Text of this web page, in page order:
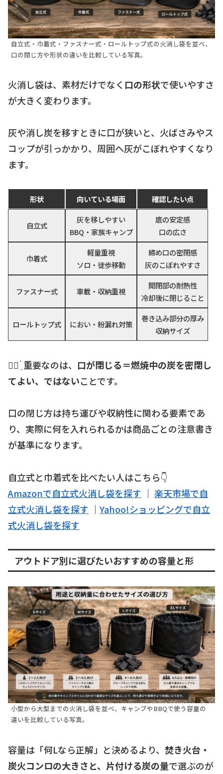
自立式・巾着式・ファスナー式・ロールトップ式の火消し袋を並べ、
口の閉じ方や形状の違いを比較している写真。
火消し袋は、素材だけでなく 口の形状で使いやすさ
が大きく変わります。
灰や消し炭を移すときに口が狭いと、火ばさみやス
コップが引っかかり、周囲へ灰がこぼれやすくなり
ます。
形状 向いている場面 確認したい点
自立式
灰を移しやすい
BBQ・家族キャンプ
底の安定感
口の広さ
巾着式
軽量重視
ソロ・徒歩移動
締め口の密閉感
灰のこぼれやすさ
ファスナー式 車載・収納重視
開閉部の耐熱性
冷却後に閉じること
ロールトップ式 におい・粉漏れ対策
巻き込み部分の厚み
収納サイズ
☝🏻 ̖́ 重要なのは、 口が閉じる＝燃焼中の炭を密閉し
てよい、ではないことです。
口の閉じ方は持ち運びや収納性に関わる要素であ
り、実際に何を入れられるかは商品ごとの注意書き
が基準になります。
自立式と巾着式を比べたい人はこちら👇
Amazonで自立式火消し袋を探す ｜ 楽天市場で自
立式火消し袋を探す ｜ Yahoo!ショッピングで自立
式火消し袋を探す
アウトドア別に選びたいおすすめの容量と形
小型から大型までの火消し袋を並べ、キャンプやBBQで使う容量の
違いを比較している写真。
容量は「何Lなら正解」と決めるより、 焚き火台・
炭火コンロの大きさと、片付ける炭の量で選ぶのが